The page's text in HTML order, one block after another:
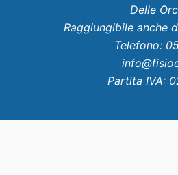
Delle
Raggiungibile anche
Telefono:
Partita IVA: